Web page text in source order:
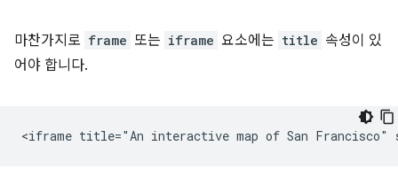
마찬가지로 frame 또는 iframe 요소에는 title 속성이 있
어야 합니다.